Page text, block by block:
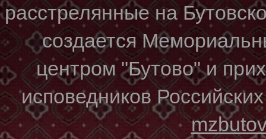
расстрелянные на
создается
центром "Бутово" и
исповедников